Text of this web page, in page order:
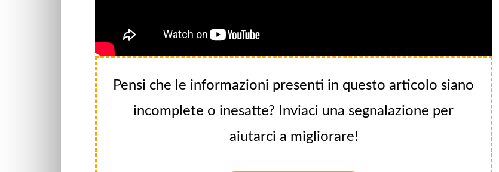
Pensi che le informazioni presenti in questo articolo siano
incomplete o inesatte? Inviaci una segnalazione per
aiutarci a migliorare!